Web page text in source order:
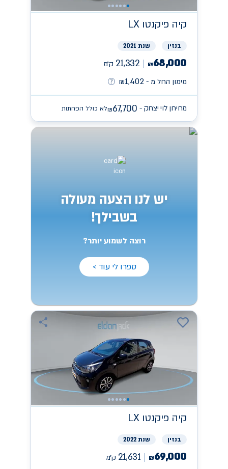
קיה פיקנטו LX
בנזין שנת 2021
₪68,000
21,332 ק״מ
מימון החל מ -
₪1,402
מחירון לוי יצחק - ₪67,700 לא כולל הפחתות
יש לנו הצעה מעולה
בשבילך!
רוצה לשמוע יותר?
ספרו לי עוד >
קיה פיקנטו LX
בנזין שנת 2022
₪69,000
21,631 ק״מ